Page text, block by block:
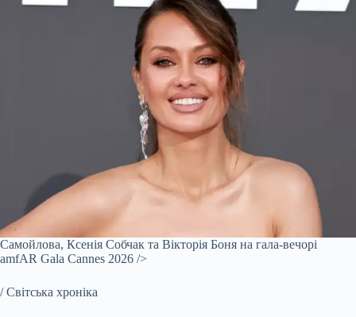
Самойлова, Ксенія Собчак та Вікторія Боня на гала-вечорі
amfAR Gala Cannes 2026 />
/ Світська хроніка